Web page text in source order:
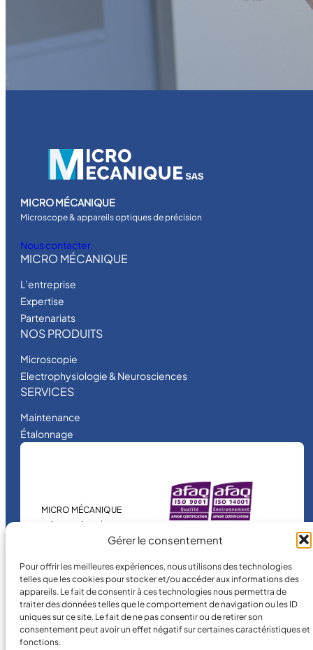
Gérer le consentement
Pour offrir les meilleures expériences, nous utilisons des technologies
telles que les cookies pour stocker et/ou accéder aux informations des
appareils. Le fait de consentir à ces technologies nous permettra de
traiter des données telles que le comportement de navigation ou les ID
uniques sur ce site. Le fait de ne pas consentir ou de retirer son
consentement peut avoir un effet négatif sur certaines caractéristiques et
fonctions.
MICRO MÉCANIQUE
Microscope & appareils optiques de précision
Nous contacter
MICRO MÉCANIQUE
L’entreprise
Expertise
Partenariats
NOS PRODUITS
Microscopie
Electrophysiologie & Neurosciences
SERVICES
Maintenance
Étalonnage
MICRO MÉCANIQUE
est une entreprise